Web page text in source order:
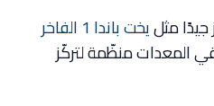
مثل
يخت باندا 1 الفاخر
يبقي المعدات منظّمة لتركّز